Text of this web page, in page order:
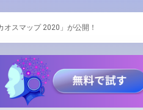
スマップ 2020」が公開！